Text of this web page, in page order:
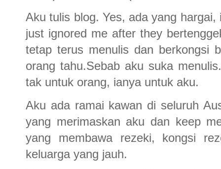
Aku tulis blog. Yes, ada yang
just ignored me after they
tetap terus menulis dan berkongsi
orang tahu.Sebab aku suka
tak untuk orang, ianya untuk aku.
Aku ada ramai kawan di seluruh
yang merimaskan aku dan keep
yang membawa rezeki, kongsi
keluarga yang jauh.